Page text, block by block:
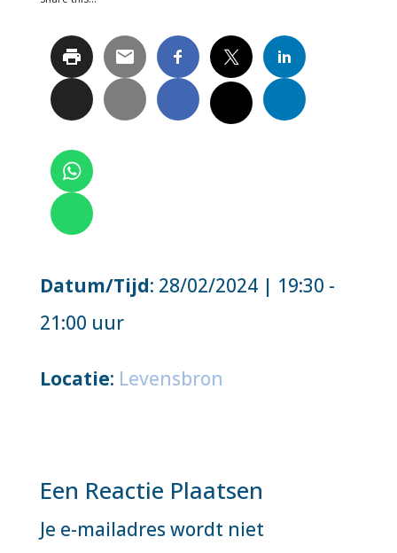
Datum/Tijd: 28/02/2024 | 19:30 -
21:00 uur
Locatie: Levensbron
Een Reactie Plaatsen
Je e-mailadres wordt niet